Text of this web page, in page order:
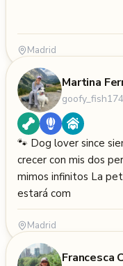
Madrid
Martina
🐾 Dog lover since
crecer con mis dos
mimos infinitos La
estará com
Madrid
Francesca